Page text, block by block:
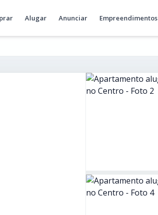
Alugar Anunciar Empreendimentos